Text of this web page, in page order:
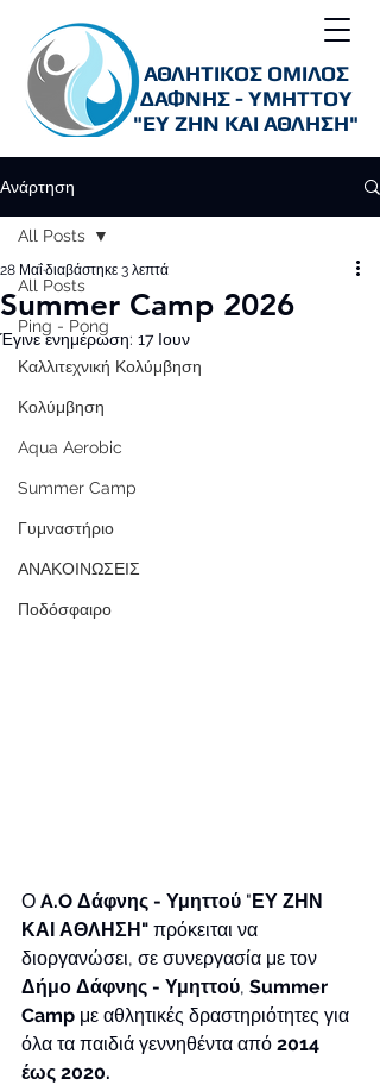
ΑΘΛΗΤΙΚΟΣ ΟΜΙΛΟΣ
ΔΑΦΝΗΣ - ΥΜΗΤΤΟΥ
"ΕΥ ΖΗΝ ΚΑΙ ΑΘΛΗΣΗ"
Ανάρτηση
All Posts
Ping - Pong
Καλλιτεχνική Κολύμβηση
Κολύμβηση
Aqua Aerobic
Summer Camp
Γυμναστήριο
ΑΝΑΚΟΙΝΩΣΕΙΣ
Ποδόσφαιρο
All Posts
Summer Camp 2026
28 Μαΐδιαβάστηκε 3 λεπτά
Έγινε ενημέρωση: 17 Ιουν
Ο A.O Δάφνης - Υμηττού "ΕΥ ΖΗΝ
ΚΑΙ ΑΘΛΗΣΗ" πρόκειται να
διοργανώσει, σε συνεργασία με τον
Δήμο Δάφνης - Υμηττού, Summer
Camp με αθλητικές δραστηριότητες για
όλα τα παιδιά γεννηθέντα από 2014
έως 2020.